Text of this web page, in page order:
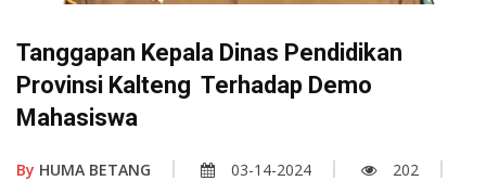
Tanggapan Kepala Dinas Pendidikan
Provinsi Kalteng Terhadap Demo
Mahasiswa
By HUMA BETANG 03-14-2024
202